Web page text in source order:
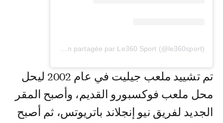
Une publication partagée par Le360 Sport (@le360sport)
تم تشييد ملعب جيليت في عام 2002 ليحل
محل ملعب فوكسبورو القديم، وأصبح المقر
الجديد لفريق نيو إنجلاند باتريوتس، ثم أصبح